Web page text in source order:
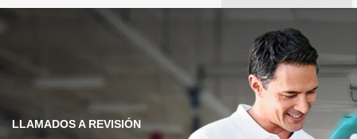
LLAMADOS A REVISIÓN